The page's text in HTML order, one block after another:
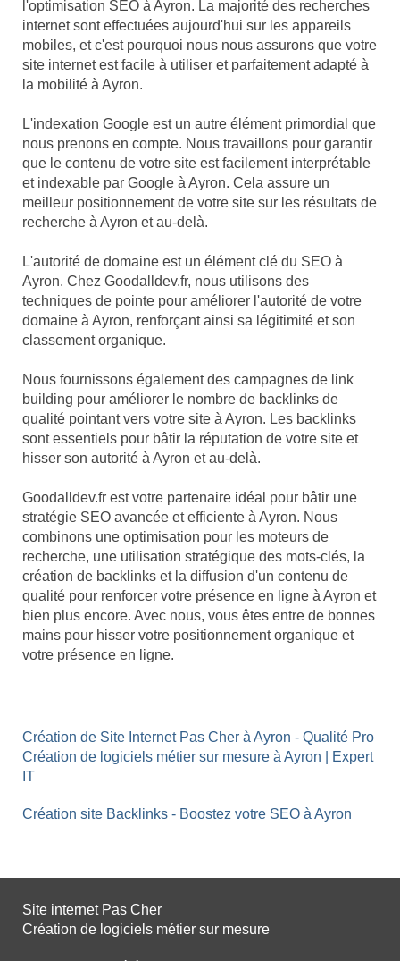
l'optimisation SEO à Ayron. La majorité des recherches
internet sont effectuées aujourd'hui sur les appareils
mobiles, et c'est pourquoi nous nous assurons que votre
site internet est facile à utiliser et parfaitement adapté à
la mobilité à Ayron.
L'indexation Google est un autre élément primordial que
nous prenons en compte. Nous travaillons pour garantir
que le contenu de votre site est facilement interprétable
et indexable par Google à Ayron. Cela assure un
meilleur positionnement de votre site sur les résultats de
recherche à Ayron et au-delà.
L'autorité de domaine est un élément clé du SEO à
Ayron. Chez Goodalldev.fr, nous utilisons des
techniques de pointe pour améliorer l'autorité de votre
domaine à Ayron, renforçant ainsi sa légitimité et son
classement organique.
Nous fournissons également des campagnes de link
building pour améliorer le nombre de backlinks de
qualité pointant vers votre site à Ayron. Les backlinks
sont essentiels pour bâtir la réputation de votre site et
hisser son autorité à Ayron et au-delà.
Goodalldev.fr est votre partenaire idéal pour bâtir une
stratégie SEO avancée et efficiente à Ayron. Nous
combinons une optimisation pour les moteurs de
recherche, une utilisation stratégique des mots-clés, la
création de backlinks et la diffusion d'un contenu de
qualité pour renforcer votre présence en ligne à Ayron et
bien plus encore. Avec nous, vous êtes entre de bonnes
mains pour hisser votre positionnement organique et
votre présence en ligne.
Création de Site Internet Pas Cher à Ayron - Qualité Pro
Création de logiciels métier sur mesure à Ayron | Expert
IT
Création site Backlinks - Boostez votre SEO à Ayron
Site internet Pas Cher
Création de logiciels métier sur mesure